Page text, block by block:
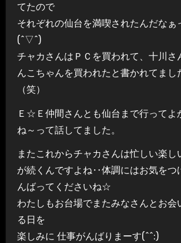
てたので
それぞれの仙台を満喫されたんだなぁ
(^▽^)
チャカさんはＰＣを買われて、十川さ
んこちゃんを買われたと書かれてまし
（笑）
Ｅ☆Ｅ仲間さんとも仙台まで行ってよ
ね～って話してました。
またこれからチャカさんは忙しい楽し
が続くんですよね‥体調にはお気をつ
んばってくださいね☆
わたしもお台場でまたみなさんとお会
る日を
楽しみに 仕事がんばりまーす(^^:)